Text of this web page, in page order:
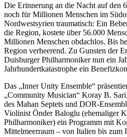
Die Erinnerung an die Nacht auf den
noch für Millionen Menschen im
Nordwestsyrien traumatisch: Ein
die Region, kostete über 56.000
Millionen Menschen obdachlos. Bis
Region verheerend. Zu Gunsten der
Duisburger Philharmoniker nun ein
Jahrhundertkatastrophe ein
Das „Inner Unity Ensemble“
„Community Musician“ Koray B.
des Mahan Septets und DOR-
Violinist Önder Baloglu (ehemaliger
Philharmoniker) ein Programm mit
Mittelmeerraum – von Italien bis zum